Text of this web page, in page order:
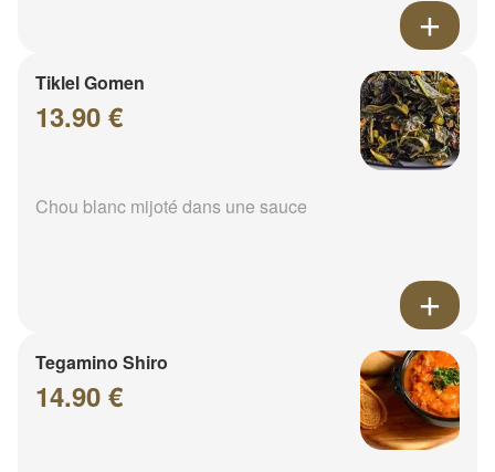
Tiklel Gomen
13.90 €
Chou blanc mijoté dans une sauce
Tegamino Shiro
14.90 €